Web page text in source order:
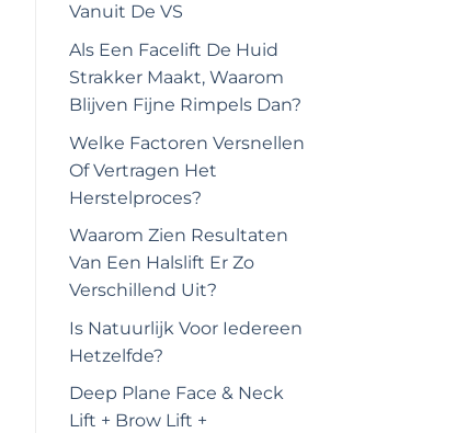
Vanuit De VS
Als Een Facelift De Huid
Strakker Maakt, Waarom
Blijven Fijne Rimpels Dan?
Welke Factoren Versnellen
Of Vertragen Het
Herstelproces?
Waarom Zien Resultaten
Van Een Halslift Er Zo
Verschillend Uit?
Is Natuurlijk Voor Iedereen
Hetzelfde?
Deep Plane Face & Neck
Lift + Brow Lift +